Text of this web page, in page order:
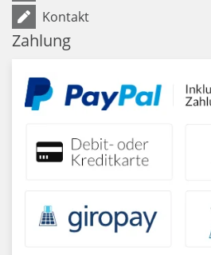
Kontakt
Zahlung